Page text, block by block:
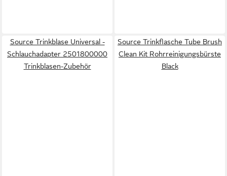
Source Trinkblase Universal -
Schlauchadapter 2501800000
Trinkblasen-Zubehör
Source Trinkflasche Tube Brush
Clean Kit Rohrreinigungsbürste
Black